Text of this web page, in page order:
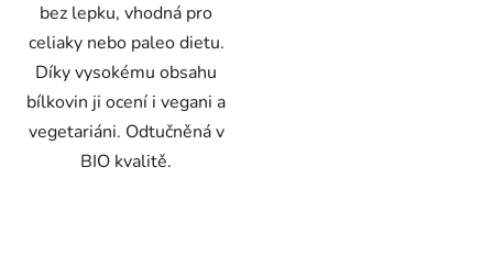
bez lepku, vhodná pro
celiaky nebo paleo dietu.
Díky vysokému obsahu
bílkovin ji ocení i vegani a
vegetariáni. Odtučněná v
BIO kvalitě.